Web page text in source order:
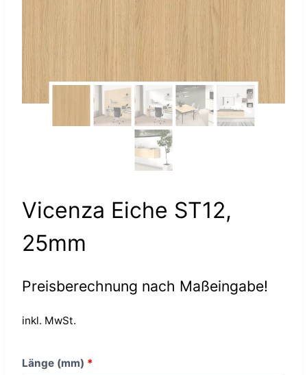
Vicenza Eiche ST12,
25mm
Preisberechnung nach Maßeingabe!
inkl. MwSt.
Länge (mm) *